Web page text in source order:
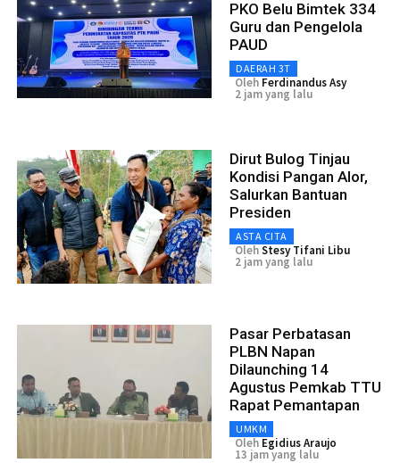
PKO Belu Bimtek 334
Guru dan Pengelola
PAUD
DAERAH 3T
Oleh Ferdinandus Asy
2 jam yang lalu
Dirut Bulog Tinjau
Kondisi Pangan Alor,
Salurkan Bantuan
Presiden
ASTA CITA
OlehStesy Tifani Libu
2 jam yang lalu
Pasar Perbatasan
PLBN Napan
Dilaunching 14
Agustus Pemkab TTU
Rapat Pemantapan
UMKM
Oleh Egidius Araujo
13 jam yang lalu